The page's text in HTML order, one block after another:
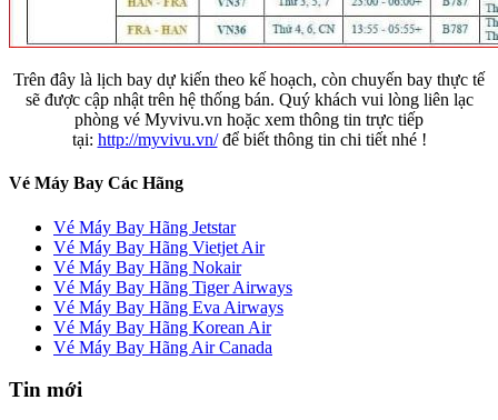
Trên đây là lịch bay dự kiến theo kế hoạch, còn chuyến bay thực tế
sẽ được cập nhật trên hệ thống bán. Quý khách vui lòng liên lạc
phòng vé Myvivu.vn hoặc xem thông tin trực tiếp
tại: http://myvivu.vn/để biết thông tin chi tiết nhé !
Vé Máy Bay Các Hãng
Vé Máy Bay Hãng Jetstar
Vé Máy Bay Hãng Vietjet Air
Vé Máy Bay Hãng Nokair
Vé Máy Bay Hãng Tiger Airways
Vé Máy Bay Hãng Eva Airways
Vé Máy Bay Hãng Korean Air
Vé Máy Bay Hãng Air Canada
Tin mới